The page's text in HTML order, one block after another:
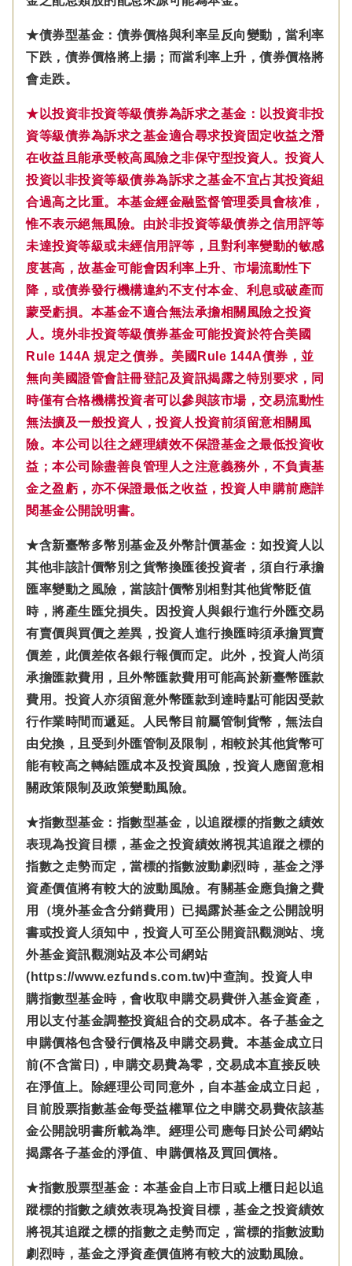
★債券型基金：債券價格與利率呈反向變動，當利率
下跌，債券價格將上揚；而當利率上升，債券價格將
會走跌。
★以投資非投資等級債券為訴求之基金：以投資非投
資等級債券為訴求之基金適合尋求投資固定收益之潛
在收益且能承受較高風險之非保守型投資人。投資人
投資以非投資等級債券為訴求之基金不宜占其投資組
合過高之比重。本基金經金融監督管理委員會核准，
惟不表示絕無風險。由於非投資等級債券之信用評等
未達投資等級或未經信用評等，且對利率變動的敏感
度甚高，故基金可能會因利率上升、市場流動性下
降，或債券發行機構違約不支付本金、利息或破產而
蒙受虧損。本基金不適合無法承擔相關風險之投資
人。境外非投資等級債券基金可能投資於符合美國
Rule 144A 規定之債券。美國Rule 144A債券，並
無向美國證管會註冊登記及資訊揭露之特別要求，同
時僅有合格機構投資者可以參與該市場，交易流動性
無法擴及一般投資人，投資人投資前須留意相關風
險。本公司以往之經理績效不保證基金之最低投資收
益；本公司除盡善良管理人之注意義務外，不負責基
金之盈虧，亦不保證最低之收益，投資人申購前應詳
閱基金公開說明書。
★含新臺幣多幣別基金及外幣計價基金：如投資人以
其他非該計價幣別之貨幣換匯後投資者，須自行承擔
匯率變動之風險，當該計價幣別相對其他貨幣貶值
時，將產生匯兌損失。因投資人與銀行進行外匯交易
有賣價與買價之差異，投資人進行換匯時須承擔買賣
價差，此價差依各銀行報價而定。此外，投資人尚須
承擔匯款費用，且外幣匯款費用可能高於新臺幣匯款
費用。投資人亦須留意外幣匯款到達時點可能因受款
行作業時間而遞延。人民幣目前屬管制貨幣，無法自
由兌換，且受到外匯管制及限制，相較於其他貨幣可
能有較高之轉結匯成本及投資風險，投資人應留意相
關政策限制及政策變動風險。
★指數型基金：指數型基金，以追蹤標的指數之績效
表現為投資目標，基金之投資績效將視其追蹤之標的
指數之走勢而定，當標的指數波動劇烈時，基金之淨
資產價值將有較大的波動風險。有關基金應負擔之費
用（境外基金含分銷費用）已揭露於基金之公開說明
書或投資人須知中，投資人可至公開資訊觀測站、境
外基金資訊觀測站及本公司網站
(https://www.ezfunds.com.tw)中查詢。投資人申
購指數型基金時，會收取申購交易費併入基金資產，
用以支付基金調整投資組合的交易成本。各子基金之
申購價格包含發行價格及申購交易費。本基金成立日
前(不含當日)，申購交易費為零，交易成本直接反映
在淨值上。除經理公司同意外，自本基金成立日起，
目前股票指數基金每受益權單位之申購交易費依該基
金公開說明書所載為準。經理公司應每日於公司網站
揭露各子基金的淨值、申購價格及買回價格。
★指數股票型基金：本基金自上市日或上櫃日起以追
蹤標的指數之績效表現為投資目標，基金之投資績效
將視其追蹤之標的指數之走勢而定，當標的指數波動
劇烈時，基金之淨資產價值將有較大的波動風險。